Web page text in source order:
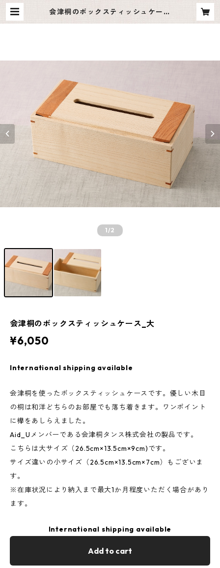
会津桐のボックスティッシュケース
1/2
会津桐のボックスティッシュケース_大
¥6,050
International shipping available
会津桐を使ったボックスティッシュケースです。優しい木目
の桐は和洋どちらのお部屋でも落ち着きます。ワンポイント
に欅をあしらえました。
Aid_Uメンバーである会津桐タンス株式会社の製品です。
こちらは大サイズ（26.5cm×13.5cm×9cm)です。
サイズ違いの小サイズ（26.5cm×13.5cm×7cm）もございま
す。
※在庫状況により納入まで最大1か月程度いただく場合があり
ます。
International shipping available
Add to cart